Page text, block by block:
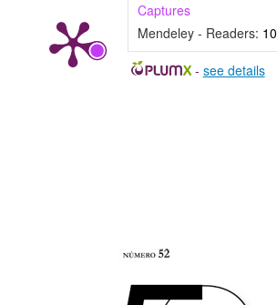
Captures
Mendeley - Readers: 10
- see details